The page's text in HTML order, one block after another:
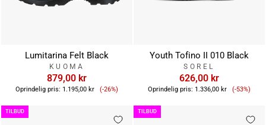
Lumitarina Felt Black
KUOMA
879,00 kr
Oprindelig pris: 1.195,00 kr Tilbudspris
(-26%)
Youth Tofino II 010 Black
SOREL
626,00 kr
Oprindelig pris: 1.336,00 kr (-53%)
TILBUD TILBUD